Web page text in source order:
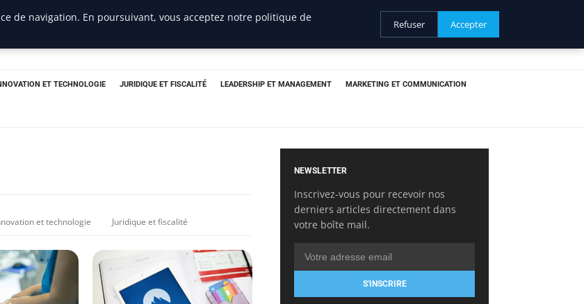
ET TECHNOLOGIE JURIDIQUE ET FISCALITÉ LEADERSHIP ET MANAGEMENT MARKETING ET COMMUNICATION
et technologie Juridique et fiscalité
NEWSLETTER
Inscrivez-vous pour recevoir nos
derniers articles directement dans
votre boîte mail.
S'INSCRIRE
de navigation. En poursuivant, vous acceptez notre politique de
Refuser Accepter